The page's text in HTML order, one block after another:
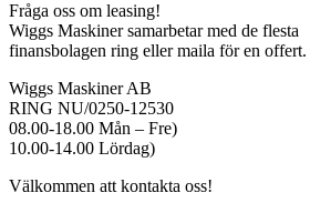
Fråga oss om leasing!
Wiggs Maskiner samarbetar med de flesta
finansbolagen ring eller maila för en offert.
Wiggs Maskiner AB
RING NU/0250-12530
08.00-18.00 Mån – Fre)
10.00-14.00 Lördag)
Välkommen att kontakta oss!